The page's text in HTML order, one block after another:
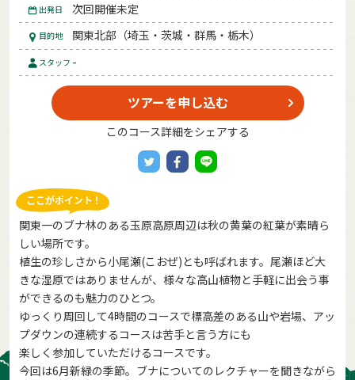
出発日 次回開催未定
目的地 関東北部（埼玉・茨城・群馬・栃木）
スタッフ -
ツアーを申し込む
このコース詳細をシェアする
関東一のブナ林のある玉原高原周辺は秋の黄葉の紅葉が素晴ら
しい場所です。
植生の珍しさから小尾瀬(こおぜ)とも呼ばれます。尾瀬ほど大
きな湿原ではありませんが、様々な高山植物と手軽に出会う事
ができるのも魅力のひとつ。
ゆっくり周回して4時間のコースで標高差のある山や岩場、アッ
プダウンの連続するコースは苦手と言う方にも
楽しく参加していただけるコースです。
今回は6月新緑の季節。ブナについてのレクチャーを聞きながら